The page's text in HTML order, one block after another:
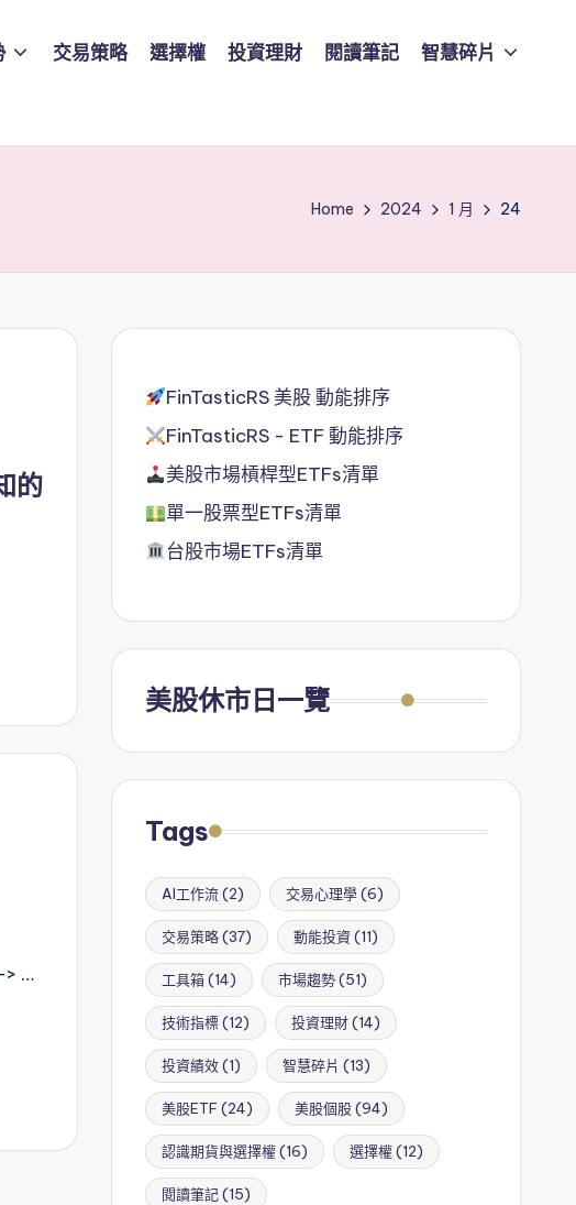
交易策略 選擇權 投資理財 閱讀筆記 智慧碎片
Home 2024 1 月 24
的
> …
FinTasticRS 美股 動能排序
FinTasticRS - ETF 動能排序
美股市場槓桿型ETFs清單
單一股票型ETFs清單
台股市場ETFs清單
美股休市日一覽
Tags
AI工作流(2) 交易心理學(6)
交易策略(37) 動能投資(11)
工具箱(14) 市場趨勢(51)
技術指標(12) 投資理財(14)
投資績效(1) 智慧碎片 (13)
美股ETF(24) 美股個股(94)
認識期貨與選擇權(16) 選擇權(12)
閱讀筆記(15)